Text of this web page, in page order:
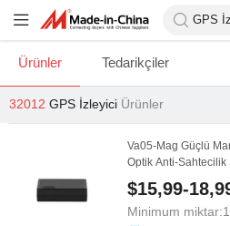
Ürünler Tedarikçiler
32012 GPS İzleyici Ürünler
Va05-Mag Güçlü
Optik Anti-Sahtecilik
$15,99-
Minimum miktar: